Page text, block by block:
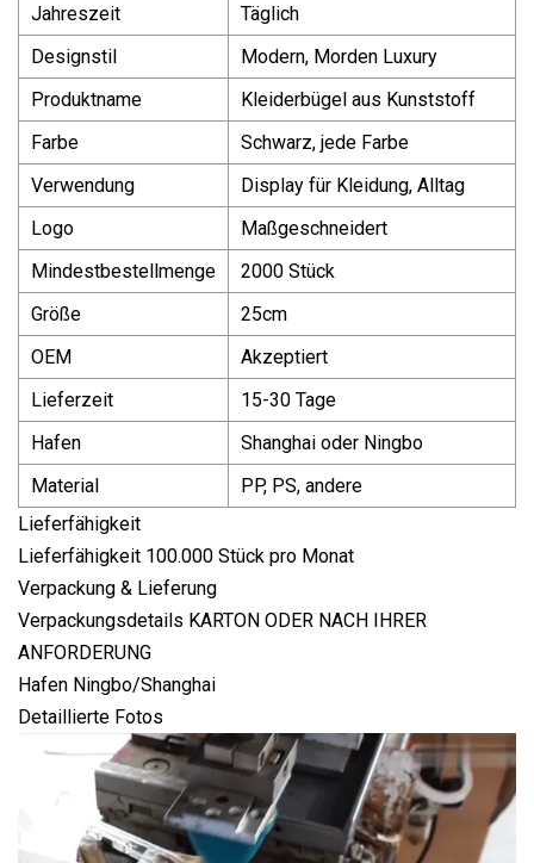
Jahreszeit
Täglich
Designstil
Modern, Morden Luxury
Produktname
Kleiderbügel aus Kunststoff
Farbe
Schwarz, jede Farbe
Verwendung
Display für Kleidung, Alltag
Logo
Maßgeschneidert
Mindestbestellmenge
2000 Stück
Größe
25cm
OEM
Akzeptiert
Lieferzeit
15-30 Tage
Hafen
Shanghai oder Ningbo
Material
PP, PS, andere
Lieferfähigkeit
Lieferfähigkeit 100.000 Stück pro Monat
Verpackung & Lieferung
Verpackungsdetails KARTON ODER NACH IHRER
ANFORDERUNG
Hafen Ningbo/Shanghai
Detaillierte Fotos